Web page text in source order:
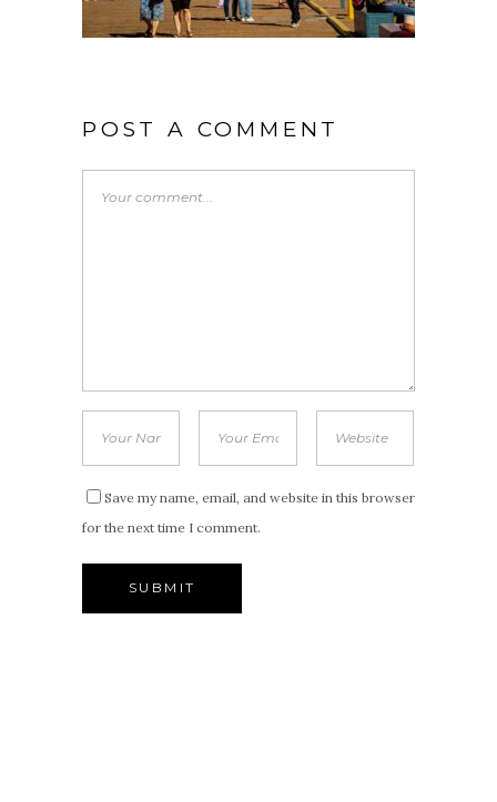
POST A COMMENT
Save my name, email, and website in this browser
for the next time I comment.